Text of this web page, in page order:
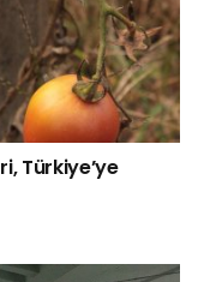
Türkiye’ye